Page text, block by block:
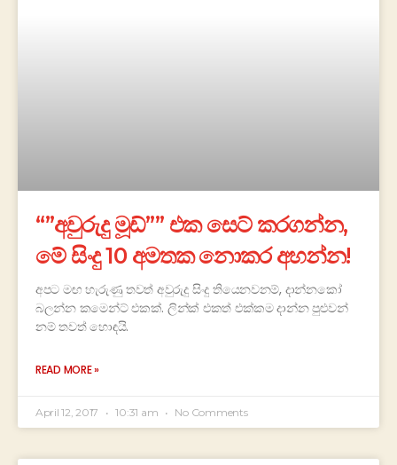
“”අවුරුදු මූඩ්”” එක සෙට් කරගන්න,
මේ සිංදු 10 අමතක නොකර අහන්න!
අපට මඟ හැරුණු තවත් අවුරුදු සිංදු තියෙනවනම්, දාන්නකෝ
බලන්න කමෙන්ට් එකක්. ලින්ක් එකත් එක්කම දාන්න පුළුවන්
නම් තවත් හොඳයි.
READ MORE »
April 12, 2017 10:31 am No Comments